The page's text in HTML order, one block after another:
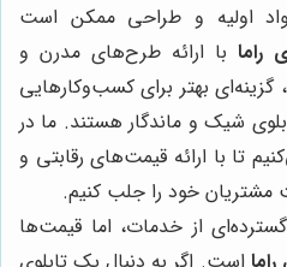
اولیه و طراحی ممکن است
راما با ارائه طرح‌های مدرن و
گزینه‌ای بهتر برای کسب‌وکارهایی
شیک و ماندگار هستند. ما در
تا با ارائه قیمت‌های رقابتی و
مشتریان خود را جلب کنیم.
از خدمات، اما قیمت‌ها